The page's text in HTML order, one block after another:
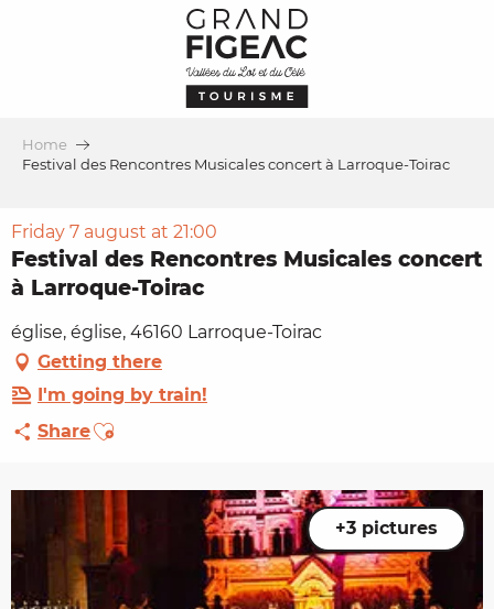
Home
Festival des Rencontres Musicales concert à Larroque-Toirac
Friday 7 august at 21:00
Festival des Rencontres Musicales concert
à Larroque-Toirac
église, église, 46160 Larroque-Toirac
Getting there
I'm going by train!
ShareAjouter aux favoris
+3 pictures